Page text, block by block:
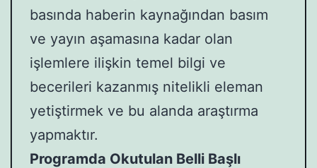
basında haberin kaynağından basım
ve yayın aşamasına kadar olan
işlemlere ilişkin temel bilgi ve
becerileri kazanmış nitelikli eleman
yetiştirmek ve bu alanda araştırma
yapmaktır.
Programda Okutulan Belli Başlı